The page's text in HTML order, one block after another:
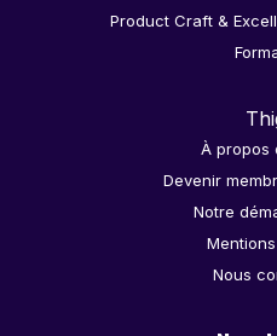
Product Craft &
À propos
Devenir
Notre
Nous